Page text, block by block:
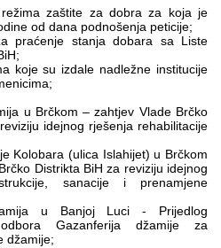
zaštite za dobra za koja je
od dana podnošenja peticije;
praćenje stanja dobara sa Liste
koje su izdale nadležne institucije
u Brčkom – zahtjev Vlade Brčko
idejnog rješenja rehabilitacije
Kolobara (ulica Islahijet) u Brčkom
Distrikta BiH za reviziju idejnog
sanacije i prenamjene
u Banjoj Luci - Prijedlog
Gazanferija džamije za
džamije;